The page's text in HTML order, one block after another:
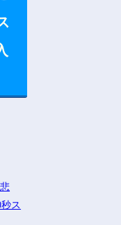
Powered by livedoor 相互RSS